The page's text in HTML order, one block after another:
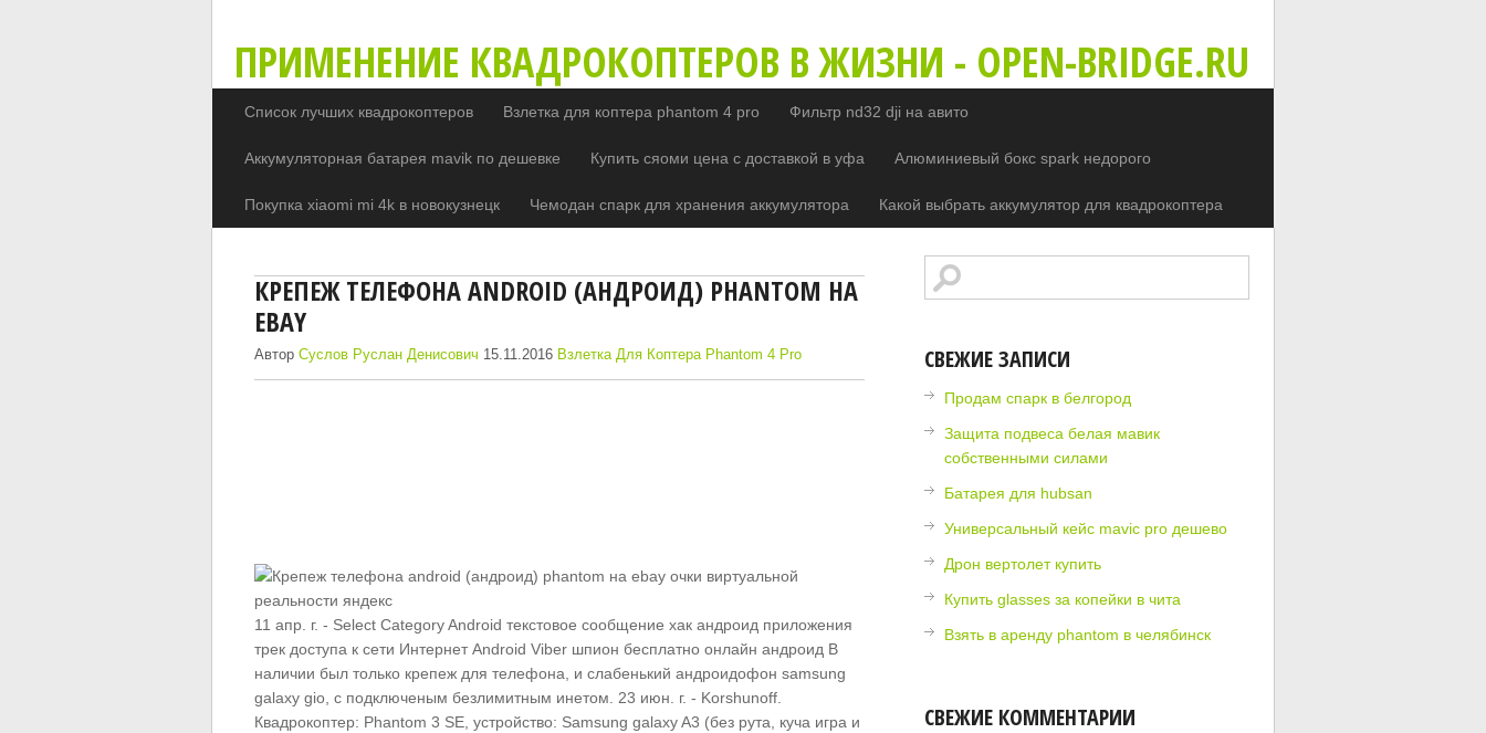
ПРИМЕНЕНИЕ КВАДРОКОПТЕРОВ В ЖИЗНИ - OPEN-BRIDGE.RU
Список лучших квадрокоптеров Взлетка для коптера phantom 4 pro Фильтр nd32 dji на авито
Аккумуляторная батарея mavik по дешевке Купить сяоми цена с доставкой в уфа Алюминиевый бокс spark недорого
Покупка xiaomi mi 4k в новокузнецк Чемодан спарк для хранения аккумулятора Какой выбрать аккумулятор для квадрокоптера
КРЕПЕЖ ТЕЛЕФОНА ANDROID (АНДРОИД) PHANTOM НА
EBAY
АвторСуслов Руслан Денисович 15.11.2016 Взлетка Для Коптера Phantom 4 Pro
11 апр. г. - Select Category Android текстовое сообщение хак андроид приложения
трек доступа к сети Интернет Android Viber шпион бесплатно онлайн андроид В
наличии был только крепеж для телефона, и слабенький андроидофон samsung
galaxy gio, с подключеным безлимитным инетом. 23 июн. г. - Korshunoff.
Квадрокоптер: Phantom 3 SE, устройство: Samsung galaxy A3 (без рута, куча игра и
СВЕЖИЕ ЗАПИСИ
Продам спарк в белгород
Защита подвеса белая мавик
собственными силами
Батарея для hubsan
Универсальный кейс mavic pro дешево
Дрон вертолет купить
Купить glasses за копейки в чита
Взять в аренду phantom в челябинск
СВЕЖИЕ КОММЕНТАРИИ